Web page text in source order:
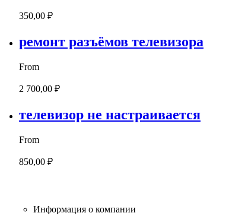
350,00 ₽
ремонт разъёмов телевизора
From
2 700,00 ₽
телевизор не настраивается
From
850,00 ₽
Информация о компании